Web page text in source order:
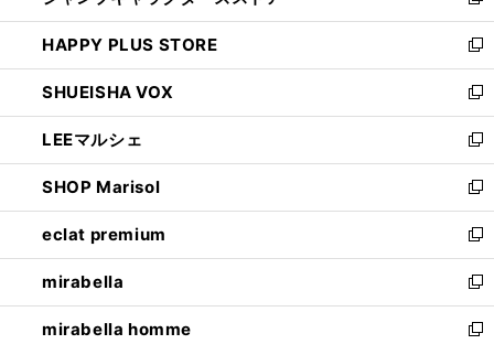
ン
ド
ウ
で
開
く
ウ
ィ
ン
ド
ウ
で
開
く
し
い
ウ
ィ
ン
ド
ウ
で
開
く
HAPPY PLUS STORE
新
し
い
ウ
ィ
ン
ド
ウ
で
開
く
SHUEISHA VOX
新
し
い
ウ
ィ
ン
ド
ウ
で
開
く
LEEマルシェ
新
し
い
ウ
ィ
ン
ド
ウ
で
SHOP Marisol
新
し
い
ウ
ィ
ン
ド
eclat premium
新
し
い
ウ
ィ
mirabella
新
し
い
mirabella homme
新